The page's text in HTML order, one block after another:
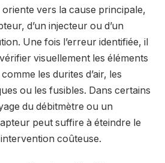
vers la cause principale,
d’un injecteur ou d’un
Une fois l’erreur identifiée, il
visuellement les éléments
les durites d’air, les
ou les fusibles. Dans certains
du débitmètre ou un
peut suffire à éteindre le
coûteuse.